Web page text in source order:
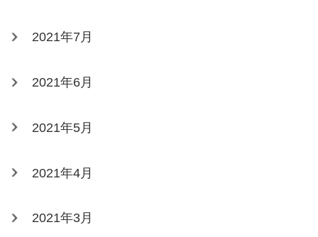
2021年7月
2021年6月
2021年5月
2021年4月
2021年3月